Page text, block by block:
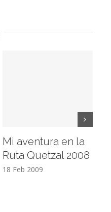
Mi aventura en la
Ruta Quetzal 2008
18 Feb 2009